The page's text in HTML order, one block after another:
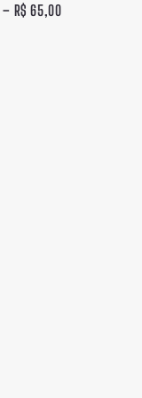
– R$ 65,00